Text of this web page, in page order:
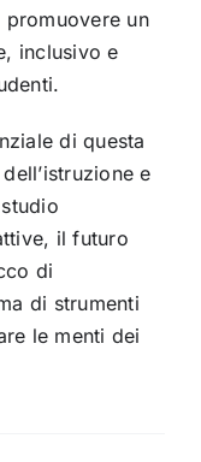
un
inclusivo e
di questa
e
il futuro
di
di strumenti
le menti dei